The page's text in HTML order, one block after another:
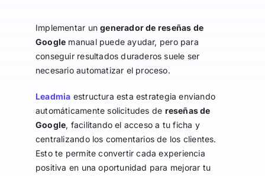
Implementar ungenerador de reseñas de
Google manual puede ayudar, pero para
conseguir resultados duraderos suele ser
necesario automatizar el proceso.
Leadmia estructura esta estrategia enviando
automáticamente solicitudes de reseñas de
Google, facilitando el acceso a tu ficha y
centralizando los comentarios de los clientes.
Esto te permite convertir cada experiencia
positiva en una oportunidad para mejorar tu